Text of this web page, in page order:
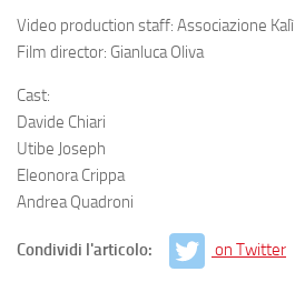
Video production staff: Associazione Kalì
Film director: Gianluca Oliva
Cast:
Davide Chiari
Utibe Joseph
Eleonora Crippa
Andrea Quadroni
Condividi l'articolo: on Twitter